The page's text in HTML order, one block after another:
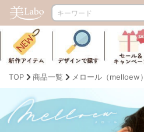
TOP 商品一覧 メロール（melloew）